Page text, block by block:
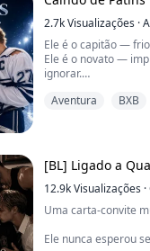
Minha mãe morreu
domiciliar.
Meu irmão mais
vestido de preto,
ouvir seus dentes
2.7kVisualizações ·
Ele é o capitão —
Ele é o novato —
ignorar.
Quando Jace
fachada impulsiva de
doloroso, e por trás
Aventura BXB
[BL] Ligado a
12.9kVisualizações ·
Uma carta-convite
Ele nunca esperou